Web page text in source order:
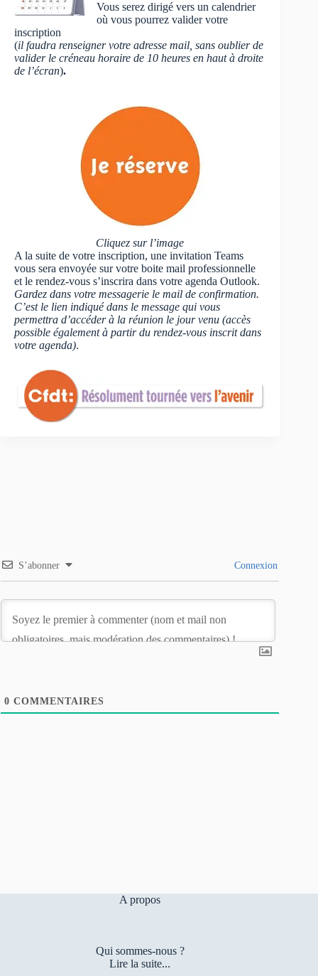
Vous serez dirigé vers un calendrier
où vous pourrez valider votre
inscription
(il faudra renseigner votre adresse mail, sans oublier de
valider le créneau horaire de 10 heures en haut à droite
de l’écran).
Cliquez sur l’image
A la suite de votre inscription, une invitation Teams
vous sera envoyée sur votre boite mail professionnelle
et le rendez-vous s’inscrira dans votre agenda Outlook.
Gardez dans votre messagerie le mail de confirmation.
C’est le lien indiqué dans le message qui vous
permettra d’accéder à la réunion le jour venu (accès
possible également à partir du rendez-vous inscrit dans
votre agenda).
S’abonner Connexion
0 COMMENTAIRES
A propos
Qui sommes-nous ?
Lire la suite...